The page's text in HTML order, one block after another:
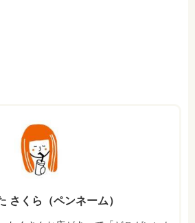
さくら（ペンネーム）